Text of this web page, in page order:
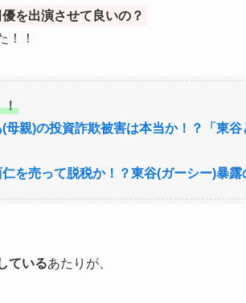
を出演させて良いの？
！！
！
母親)の投資詐欺被害は本当か！？「東
を売って脱税か！？東谷(ガーシー)暴露
ているあたりが、